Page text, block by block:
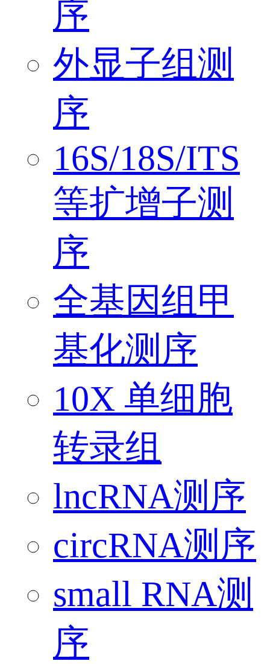
序
外显子组测
序
16S/18S/ITS
等扩增子测
序
全基因组甲
基化测序
10X 单细胞
转录组
lncRNA测序
circRNA测序
small RNA测
序